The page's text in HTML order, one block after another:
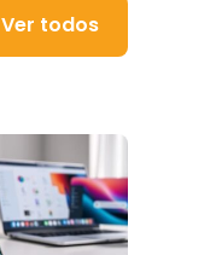
Ver todos